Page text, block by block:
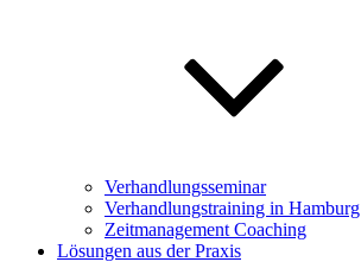
Verhandlungsseminar
Verhandlungstraining in Hamburg
Zeitmanagement Coaching
Lösungen aus der Praxis